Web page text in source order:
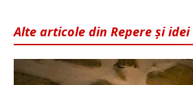
Alte articole din Repere și idei